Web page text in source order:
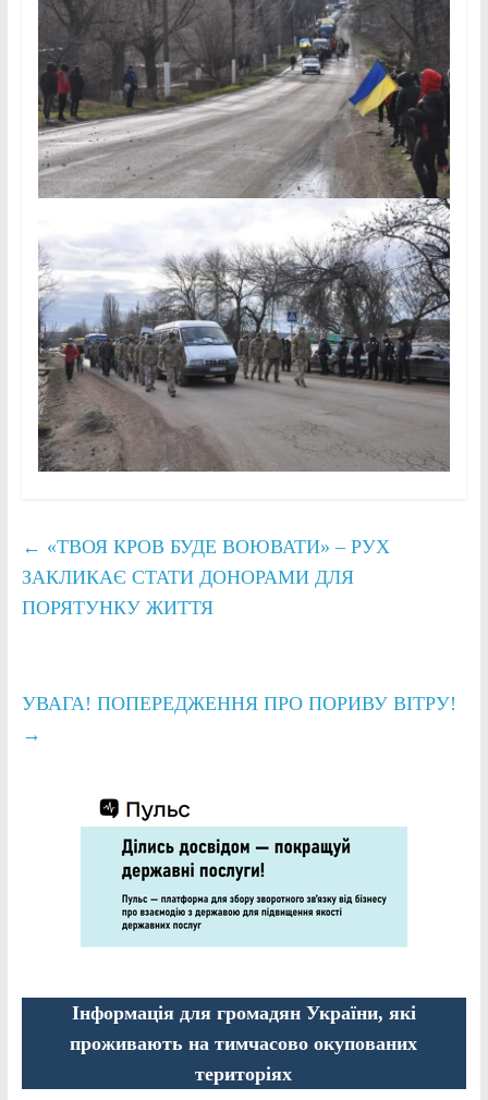
← «ТВОЯ КРОВ БУДЕ ВОЮВАТИ» – РУХ
ЗАКЛИКАЄ СТАТИ ДОНОРАМИ ДЛЯ
ПОРЯТУНКУ ЖИТТЯ
УВАГА! ПОПЕРЕДЖЕННЯ ПРО ПОРИВУ ВІТРУ!
→
Інформація для громадян України, які
проживають на тимчасово окупованих
територіях